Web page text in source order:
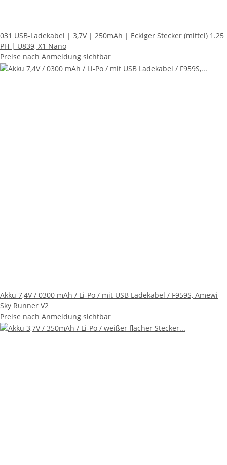
031 USB-Ladekabel | 3,7V | 250mAh | Eckiger Stecker (mittel) 1.25
PH | U839, X1 Nano
Preise nach Anmeldung sichtbar
Akku 7,4V / 0300 mAh / Li-Po / mit USB Ladekabel / F959S, Amewi
Sky Runner V2
Preise nach Anmeldung sichtbar